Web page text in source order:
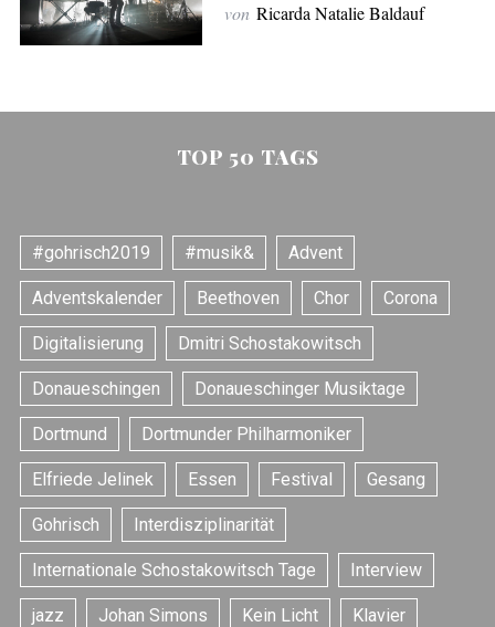
von Ricarda Natalie Baldauf
TOP 50 TAGS
#gohrisch2019 #musik& Advent
Adventskalender Beethoven Chor Corona
Digitalisierung Dmitri Schostakowitsch
Donaueschingen Donaueschinger Musiktage
Dortmund Dortmunder Philharmoniker
Elfriede Jelinek Essen Festival Gesang
Gohrisch Interdisziplinarität
Internationale Schostakowitsch Tage Interview
jazz Johan Simons Kein Licht Klavier